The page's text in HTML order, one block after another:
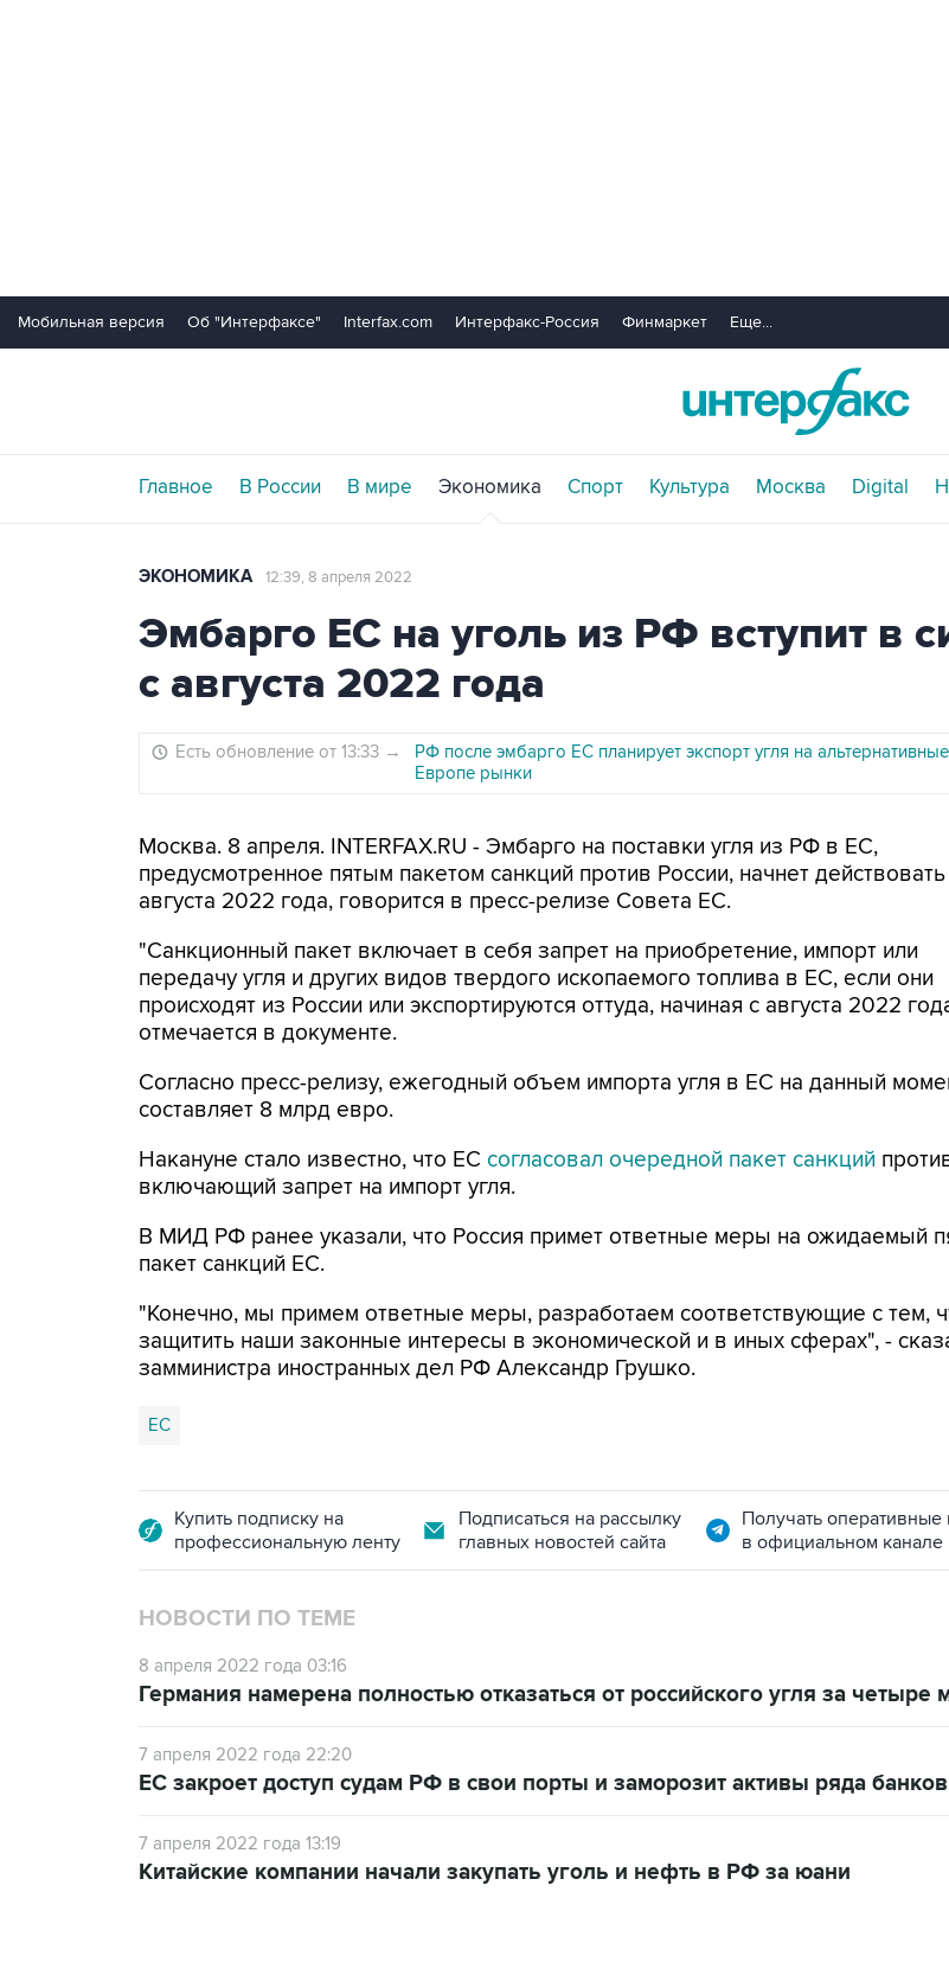
Мобильная версия Об "Интерфаксе" Interfax.com Интерфакс-Россия Финмаркет Еще...
Главное В России В мире Экономика Спорт Культура Москва Digital
ЭКОНОМИКА 12:39, 8 апреля 2022
Эмбарго ЕС на уголь из РФ вступит в
с августа 2022 года
Есть обновление от 13:33 →
РФ после эмбарго ЕС планирует экспорт угля на альтернативные
Европе рынки
Москва. 8 апреля. INTERFAX.RU - Эмбарго на поставки угля из РФ в ЕС,
предусмотренное пятым пакетом санкций против России, начнет действовать
августа 2022 года, говорится в пресс-релизе Совета ЕС.
"Санкционный пакет включает в себя запрет на приобретение, импорт или
передачу угля и других видов твердого ископаемого топлива в ЕС, если они
происходят из России или экспортируются оттуда, начиная с августа 2022
отмечается в документе.
Согласно пресс-релизу, ежегодный объем импорта угля в ЕС на данный
составляет 8 млрд евро.
Накануне стало известно, что ЕС согласовал очередной пакет санкций
включающий запрет на импорт угля.
В МИД РФ ранее указали, что Россия примет ответные меры на ожидаемый
пакет санкций ЕС.
"Конечно, мы примем ответные меры, разработаем соответствующие с тем,
защитить наши законные интересы в экономической и в иных сферах", -
замминистра иностранных дел РФ Александр Грушко.
ЕС
Купить подписку на
профессиональную ленту
Подписаться на рассылку
главных новостей сайта
Получать оперативные
в официальном канале
НОВОСТИ ПО ТЕМЕ
8 апреля 2022 года 03:16
Германия намерена полностью отказаться от российского угля за четыре
7 апреля 2022 года 22:20
ЕС закроет доступ судам РФ в свои порты и заморозит активы ряда банков
7 апреля 2022 года 13:19
Китайские компании начали закупать уголь и нефть в РФ за юани